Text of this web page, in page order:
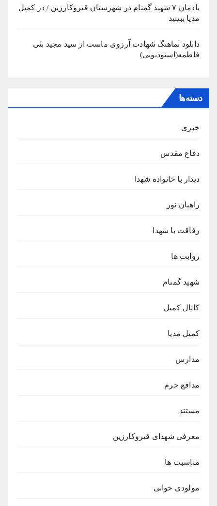
یادمان ۷ شهید گمنام در شهرستان قیروکارزین / در کمیل
مدیا ببینید
دانلود نماهنگ شهادت آرزوی ماست از سید مجید بنی
فاطمه(استودیویی)
دسته‌ها
خبری
دفاع مقدس
دیدار با خانواده شهدا
راهیان نور
رفاقت با شهدا
روایت ها
شهید گمنام
کانال کمیل
کمیل مدیا
مدارس
مدافع حرم
مستند
معرفی شهدای قیروکارزین
مناسبت ها
مولودی خوانی